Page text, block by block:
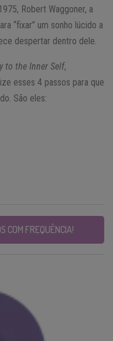
Robert Waggoner, a
“fixar” um sonho lúcido a
despertar dentro dele.
to the Inner Self,
esses 4 passos para que
São eles:
COM FREQUÊNCIA!